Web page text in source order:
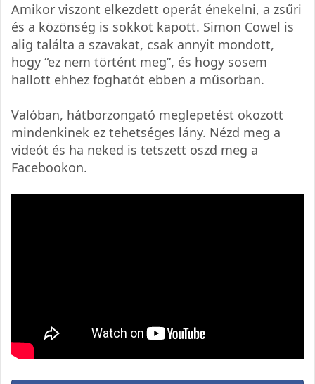
Amikor viszont elkezdett operát énekelni, a zsűri
és a közönség is sokkot kapott. Simon Cowel is
alig találta a szavakat, csak annyit mondott,
hogy “ez nem történt meg”, és hogy sosem
hallott ehhez foghatót ebben a műsorban.
Valóban, hátborzongató meglepetést okozott
mindenkinek ez tehetséges lány. Nézd meg a
videót és ha neked is tetszett oszd meg a
Facebookon.